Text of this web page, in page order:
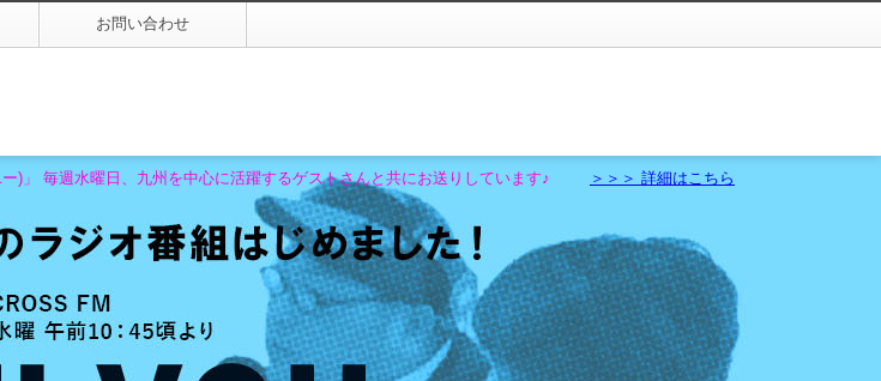
お問い合わせ
)」 毎週水曜日、九州を中心に活躍するゲストさんと共にお送りしています♪ ＞＞＞ 詳細はこちら